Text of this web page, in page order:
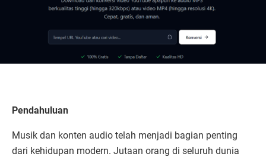
Pendahuluan
Musik dan konten audio telah menjadi bagian penting
dari kehidupan modern. Jutaan orang di seluruh dunia